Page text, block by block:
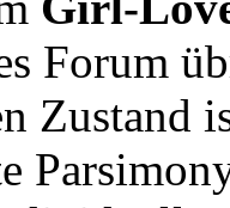
Forum
Zustand